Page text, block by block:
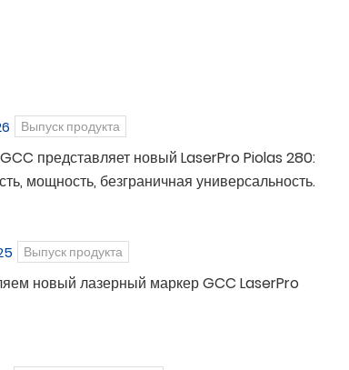
Выпуск продукта
представляет новый LaserPro Piolas 280:
мощность, безграничная универсальность.
Выпуск продукта
новый лазерный маркер GCC LaserPro